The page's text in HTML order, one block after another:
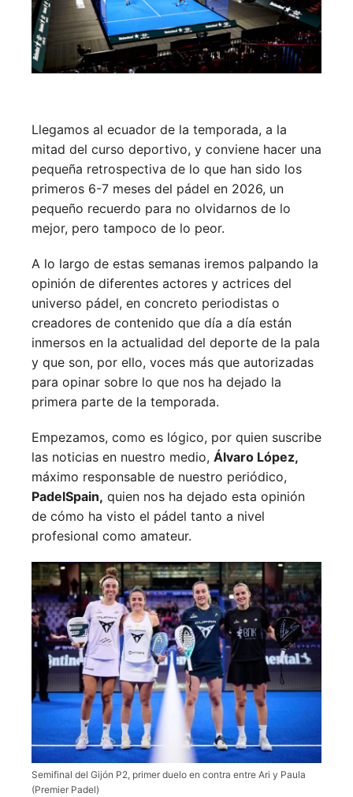
Llegamos al ecuador de la temporada, a la
mitad del curso deportivo, y conviene hacer una
pequeña retrospectiva de lo que han sido los
primeros 6-7 meses del pádel en 2026, un
pequeño recuerdo para no olvidarnos de lo
mejor, pero tampoco de lo peor.
A lo largo de estas semanas iremos palpando la
opinión de diferentes actores y actrices del
universo pádel, en concreto periodistas o
creadores de contenido que día a día están
inmersos en la actualidad del deporte de la pala
y que son, por ello, voces más que autorizadas
para opinar sobre lo que nos ha dejado la
primera parte de la temporada.
Empezamos, como es lógico, por quien suscribe
las noticias en nuestro medio, Álvaro López,
máximo responsable de nuestro periódico,
PadelSpain, quien nos ha dejado esta opinión
de cómo ha visto el pádel tanto a nivel
profesional como amateur.
Semifinal del Gijón P2, primer duelo en contra entre Ari y Paula
(Premier Padel)